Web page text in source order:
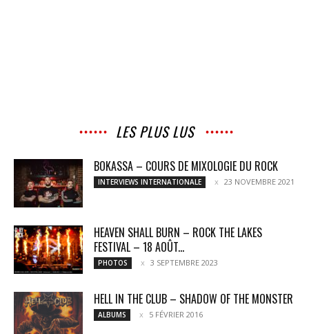
LES PLUS LUS
BOKASSA – COURS DE MIXOLOGIE DU ROCK
INTERVIEWS INTERNATIONALE 23 NOVEMBRE 2021
HEAVEN SHALL BURN – ROCK THE LAKES
FESTIVAL – 18 AOÛT...
PHOTOS 3 SEPTEMBRE 2023
HELL IN THE CLUB – SHADOW OF THE MONSTER
ALBUMS 5 FÉVRIER 2016